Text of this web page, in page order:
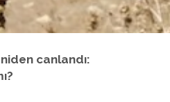
canlandı: